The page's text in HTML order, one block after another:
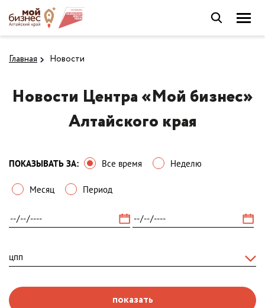
Главная Новости
Новости Центра «Мой бизнес»
Алтайского края
ПОКАЗЫВАТЬ ЗА: Все время Неделю
Месяц Период
показать